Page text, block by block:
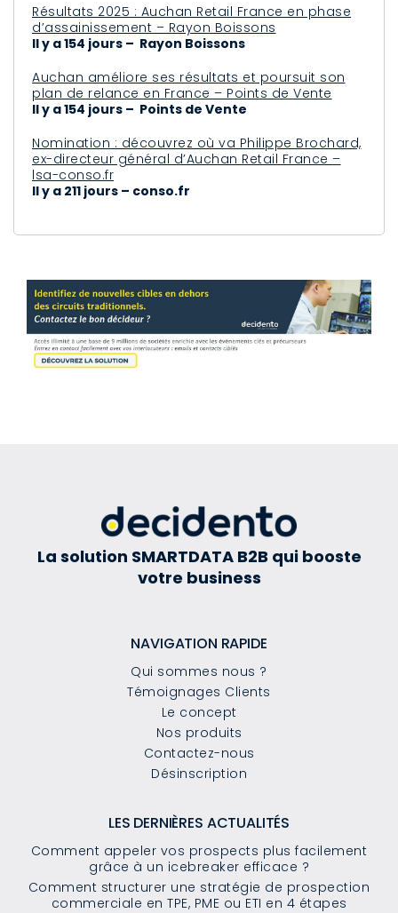
Résultats 2025 : Auchan Retail France en phase
d’assainissement – Rayon Boissons
Il y a 154 jours – Rayon Boissons
Auchan améliore ses résultats et poursuit son
plan de relance en France – Points de Vente
Il y a 154 jours – Points de Vente
Nomination : découvrez où va Philippe Brochard,
ex-directeur général d’Auchan Retail France –
lsa-conso.fr
Il y a 211 jours – conso.fr
La solution SMARTDATA B2B qui booste
votre business
NAVIGATION RAPIDE
Qui sommes nous ?
Témoignages Clients
Le concept
Nos produits
Contactez-nous
Désinscription
LES DERNIÈRES ACTUALITÉS
Comment appeler vos prospects plus facilement
grâce à un icebreaker efficace ?
Comment structurer une stratégie de prospection
commerciale en TPE, PME ou ETI en 4 étapes